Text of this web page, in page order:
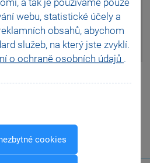
webu, statistické účely a
obsahů, abychom
služeb, na který jste zvyklí.
o ochraně osobních údajů .
cookies
odběratele na doklad, který má
v adresáři přiřazenou jinou
měnu, než je aktuálně uvedená
na dokladu.